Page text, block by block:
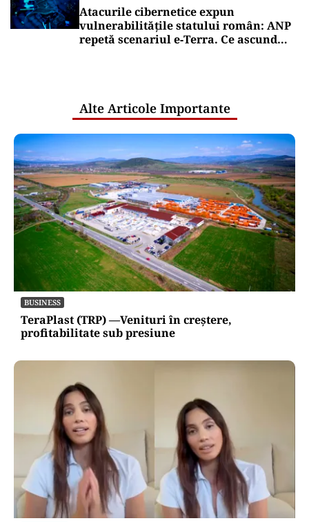
Atacurile cibernetice expun
vulnerabilitățile statului român: ANP
repetă scenariul e‑Terra. Ce ascund
Alte Articole Importante
BUSINESS
TeraPlast (TRP) —Venituri în creștere,
profitabilitate sub presiune